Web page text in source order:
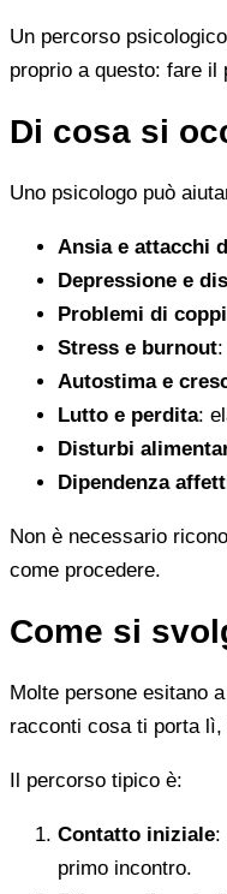
Un percorso
proprio a questo: fare il
Di cosa si
Uno psicologo può
Ansia e attacchi
Depressione e
Problemi di
Stress e burnout
Autostima e
Lutto e perdita:
Disturbi
Dipendenza
Non è necessario
come procedere.
Come si
Molte persone esitano
racconti cosa ti porta
Il percorso tipico è:
Contatto iniziale:
primo incontro.